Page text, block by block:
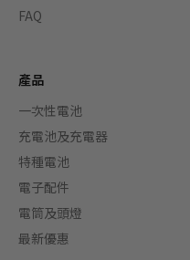
FAQ
產品
一次性電池
充電池及充電器
特種電池
電子配件
電筒及頭燈
最新優惠